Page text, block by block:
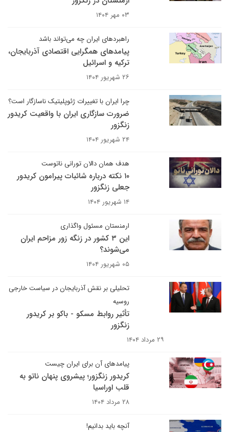
۰۳ مهر ۱۴۰۴
راهبردهای ایران چه می‌تواند باشد
پیامدهای همگرایی اقتصادی آذربایجان،
ترکیه و اسرائیل
۲۶ شهریور ۱۴۰۴
چرا ایران با تغییرات ژئوپلیتیک ناسازگار است؟
ضرورت سازگاری ایران با واقعیت کریدور
زنگزور
۲۴ شهریور ۱۴۰۴
هدف همان دالان تورانی ناتوست
۱۰ نکته درباره شائبات پیرامون کریدور
جعلی زنگزور
۱۴ شهریور ۱۴۰۴
ارمنستان مسئول واگذاری
این ۳ کشور در زنگه زور مزاحم ایران
می‌شوند؟
۰۵ شهریور ۱۴۰۴
تحلیلی بر نقش آذربایجان در سیاست خارجی
روسیه
تأثیر روابط مسکو - باکو بر کریدور
زنگزور
۲۹ مرداد ۱۴۰۴
پیامدهای آن برای ایران چیست
کریدور زنگزور؛ پیشروی پنهان ناتو به
قلب اوراسیا
۲۸ مرداد ۱۴۰۴
آنچه باید بدانیم!